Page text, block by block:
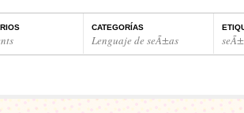
CATEGORÍAS
Lenguaje de seÃ±as